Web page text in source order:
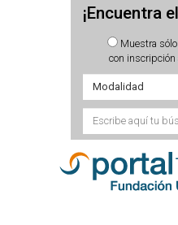
¡Encuentra
Muestra
con inscripción